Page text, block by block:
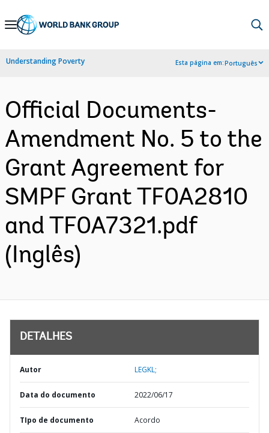
Skip
Navigation
Understanding Poverty Esta página em:Português
Official Documents-
Amendment No. 5 to the
Grant Agreement for
SMPF Grant TF0A2810
and TF0A7321.pdf
(Inglês)
DETALHES
Autor LEGKL;
Data do documento 2022/06/17
TIpo de documento Acordo